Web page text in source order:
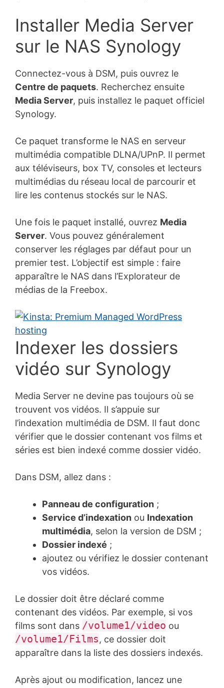
Installer Media Server
sur le NAS Synology
Connectez-vous à DSM, puis ouvrez le
Centre de paquets. Recherchez ensuite
Media Server, puis installez le paquet officiel
Synology.
Ce paquet transforme le NAS en serveur
multimédia compatible DLNA/UPnP. Il permet
aux téléviseurs, box TV, consoles et lecteurs
multimédias du réseau local de parcourir et
lire les contenus stockés sur le NAS.
Une fois le paquet installé, ouvrez Media
Server. Vous pouvez généralement
conserver les réglages par défaut pour un
premier test. L’objectif est simple : faire
apparaître le NAS dans l’Explorateur de
médias de la Freebox.
Indexer les dossiers
vidéo sur Synology
Media Server ne devine pas toujours où se
trouvent vos vidéos. Il s’appuie sur
l’indexation multimédia de DSM. Il faut donc
vérifier que le dossier contenant vos films et
séries est bien indexé comme dossier vidéo.
Dans DSM, allez dans :
Panneau de configuration ;
Service d’indexation ou Indexation
multimédia, selon la version de DSM ;
Dossier indexé ;
ajoutez ou vérifiez le dossier contenant
vos vidéos.
Le dossier doit être déclaré comme
contenant des vidéos. Par exemple, si vos
films sont dans /volume1/video ou
/volume1/Films, ce dossier doit
apparaître dans la liste des dossiers indexés.
Après ajout ou modification, lancez une